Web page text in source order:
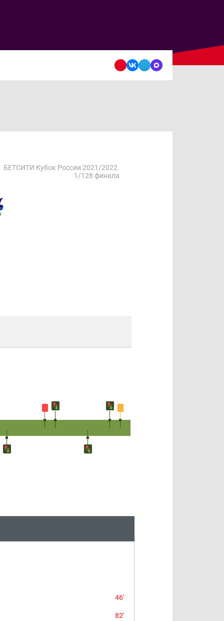
БЕТСИТИ Кубок России 2021/2022.
1/128 финала
46'
82'